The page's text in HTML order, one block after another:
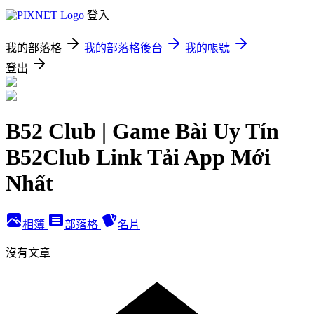
登入
我的部落格 我的部落格後台
我的帳號
登出
B52 Club | Game Bài Uy Tín
B52Club Link Tải App Mới
Nhất
相簿 部落格 名片
沒有文章